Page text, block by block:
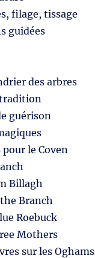
filage, tissage
guidées
des arbres
guérison
pour le Coven
Billagh
Branch
Roebuck
Mothers
sur les Oghams